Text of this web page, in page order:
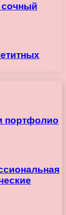
сочный
портфолио